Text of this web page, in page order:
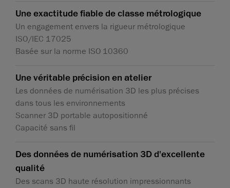
Une exactitude fiable de classe métrologique
Un engagement envers la rigueur métrologique
ISO/IEC 17025
Basée sur la norme ISO 10360
Une véritable précision en atelier
Les données de numérisation 3D les plus précises
dans tous les environnements
Scanner 3D portable autopositionné
Capacité sans fil
Des données de numérisation 3D d'excellente
qualité
Des scans 3D haute résolution impressionnants